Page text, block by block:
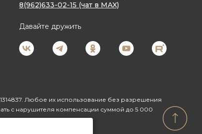
8(962)633-02-15 (чат в MAX)
Давайте дружить
Любое их использование без разрешения
с нарушителя компенсации суммой до 5 000